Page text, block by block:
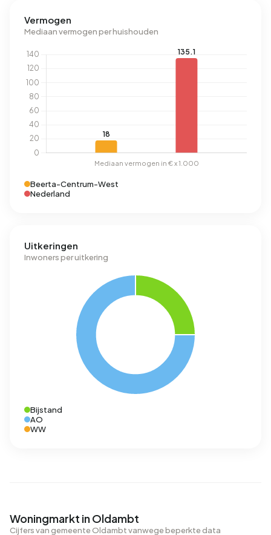
Vermogen
Mediaan vermogen per huishouden
Beerta-Centrum-West
Nederland
Uitkeringen
Inwoners per uitkering
Bijstand
AO
WW
Woningmarkt in Oldambt
Cijfers van gemeente Oldambt vanwege beperkte data